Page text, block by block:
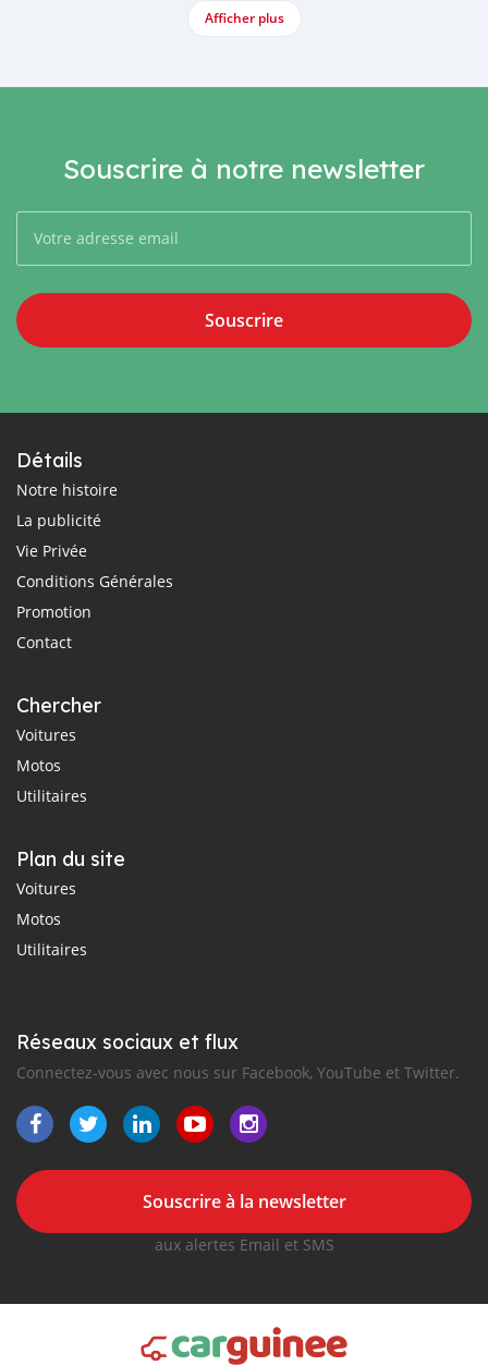
Afficher plus
Souscrire à notre newsletter
Souscrire
Détails
Notre histoire
La publicité
Vie Privée
Conditions Générales
Promotion
Contact
Chercher
Voitures
Motos
Utilitaires
Plan du site
Voitures
Motos
Utilitaires
Réseaux sociaux et flux
Connectez-vous avec nous sur Facebook, YouTube et Twitter.
Souscrire à la newsletter
aux alertes Email et SMS